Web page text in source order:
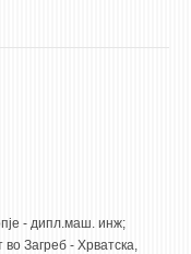
1961-1966 Електро-Машински факултет Скопје - дипл.маш. инж;
Загреб - Хрватска,